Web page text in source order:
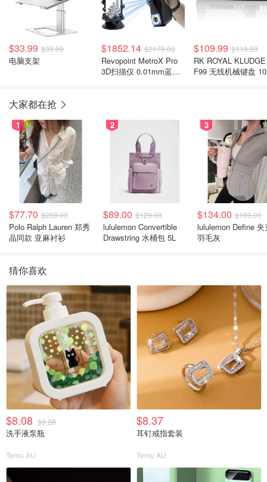
$33.99 $39.99
电脑支架
$1852.14 $2179.00
Revopoint MetroX Pro
3D扫描仪 0.01mm蓝光
$109.99 $119.99
RK ROYAL KLUDGE
F99 无线机械键盘
大家都在抢
1
$77.70 $259.00
Polo Ralph Lauren 郑秀
晶同款 亚麻衬衫
2
$89.00 $129.00
lululemon Convertible
Drawstring 水桶包 5L
3
$134.00 $169.00
lululemon Define 夹
羽毛灰
猜你喜欢
$8.08 $9.28
洗手液泵瓶
Temu AU
$8.37
耳钉戒指套装
Temu AU